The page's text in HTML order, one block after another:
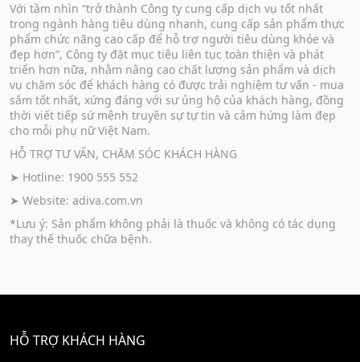
Với tầm nhìn “trở thành Công ty cung cấp dịch vụ tốt nhất
trong ngành hàng tiêu dùng nhanh, cung cấp sản phẩm thực
phẩm chức năng cao cấp để hỗ trợ người tiêu dùng khỏe và
đẹp hơn”, Công ty đặt mục tiêu liên tục toàn thiện và phát
triển hơn nữa, nhằm nâng cao chất lượng sản phẩm và dịch
vụ chăm sóc để khách hàng có được trải nghiệm tư vấn - mua
sắm tốt nhất, xứng đáng với sự ủng hộ của khách hàng, đồng
thời viết tiếp sứ mệnh truyền sự tự tin và cảm hứng làm đẹp
cho mỗi phụ nữ Việt Nam.
HỖ TRỢ TƯ VẤN, CHĂM SÓC KHÁCH HÀNG
➤ Hotline: 1900 555 552
➤ Website: adiva.com.vn
*Lưu ý: Sản phẩm không phải là thuốc và không có tác dụng
thay thế thuốc chữa bệnh.
HỖ TRỢ KHÁCH HÀNG